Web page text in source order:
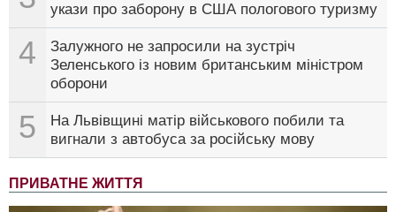
укази про заборону в США пологового туризму
4
Залужного не запросили на зустріч
Зеленського із новим британським міністром
оборони
5
На Львівщині матір військового побили та
вигнали з автобуса за російську мову
ПРИВАТНЕ ЖИТТЯ